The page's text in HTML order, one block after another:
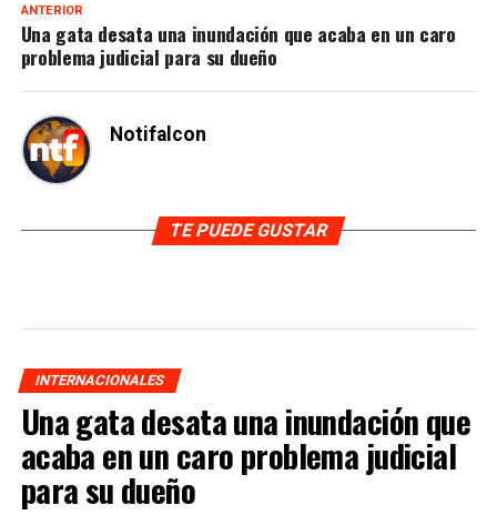
ANTERIOR
Una gata desata una inundación que acaba en un caro
problema judicial para su dueño
Notifalcon
TE PUEDE GUSTAR
INTERNACIONALES
Una gata desata una inundación que
acaba en un caro problema judicial
para su dueño